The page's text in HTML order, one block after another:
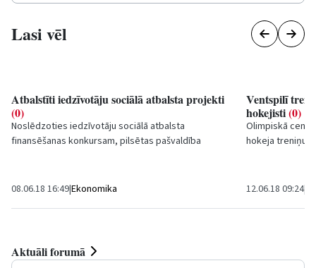
Lasi vēl
Atbalstīti iedzīvotāju sociālā atbalsta projekti
(0)
Noslēdzoties iedzīvotāju sociālā atbalsta
finansēšanas konkursam, pilsētas pašvaldība
08.06.18 16:49|Ekonomika
Ventspilī
hokejisti(0)
Olimpiskā
hokeja treniņu
12.06.18 09:24|
Aktuāli forumā